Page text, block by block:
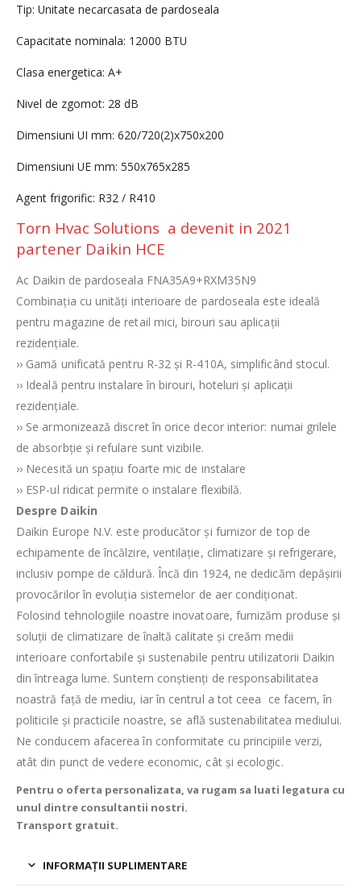
Tip: Unitate necarcasata de pardoseala
Capacitate nominala: 12000 BTU
Clasa energetica: A+
Nivel de zgomot: 28 dB
Dimensiuni UI mm: 620/720(2)x750x200
Dimensiuni UE mm: 550x765x285
Agent frigorific: R32 / R410
Torn Hvac Solutions a devenit in 2021
partener Daikin HCE
Ac Daikin de pardoseala FNA35A9+RXM35N9
Combinaţia cu unităţi interioare de pardoseala este ideală
pentru magazine de retail mici, birouri sau aplicaţii
rezidenţiale.
›› Gamă unificată pentru R-32 şi R-410A, simplificând stocul.
›› Ideală pentru instalare în birouri, hoteluri şi aplicaţii
rezidenţiale.
›› Se armonizează discret în orice decor interior: numai grilele
de absorbţie şi refulare sunt vizibile.
›› Necesită un spaţiu foarte mic de instalare
›› ESP-ul ridicat permite o instalare flexibilă.
Despre Daikin
​Daikin Europe N.V. este producător şi furnizor de top de
echipamente de încălzire, ventilaţie, climatizare şi refrigerare,
inclusiv pompe de căldură. Încă din 1924, ne dedicăm depăşirii
provocărilor în evoluţia sistemelor de aer condiţionat.
Folosind tehnologiile noastre inovatoare, furnizăm produse şi
soluţii de climatizare de înaltă calitate şi creăm medii
interioare confortabile şi sustenabile pentru utilizatorii Daikin
din întreaga lume. Suntem conştienţi de responsabilitatea
noastră faţă de mediu, iar în centrul a tot ceea ce facem, în
politicile şi practicile noastre, se află sustenabilitatea mediului.
Ne conducem afacerea în conformitate cu principiile verzi,
atât din punct de vedere economic, cât şi ecologic.
Pentru o oferta personalizata, va rugam sa luati legatura cu
unul dintre consultantii nostri.
Transport gratuit.
INFORMAȚII SUPLIMENTARE